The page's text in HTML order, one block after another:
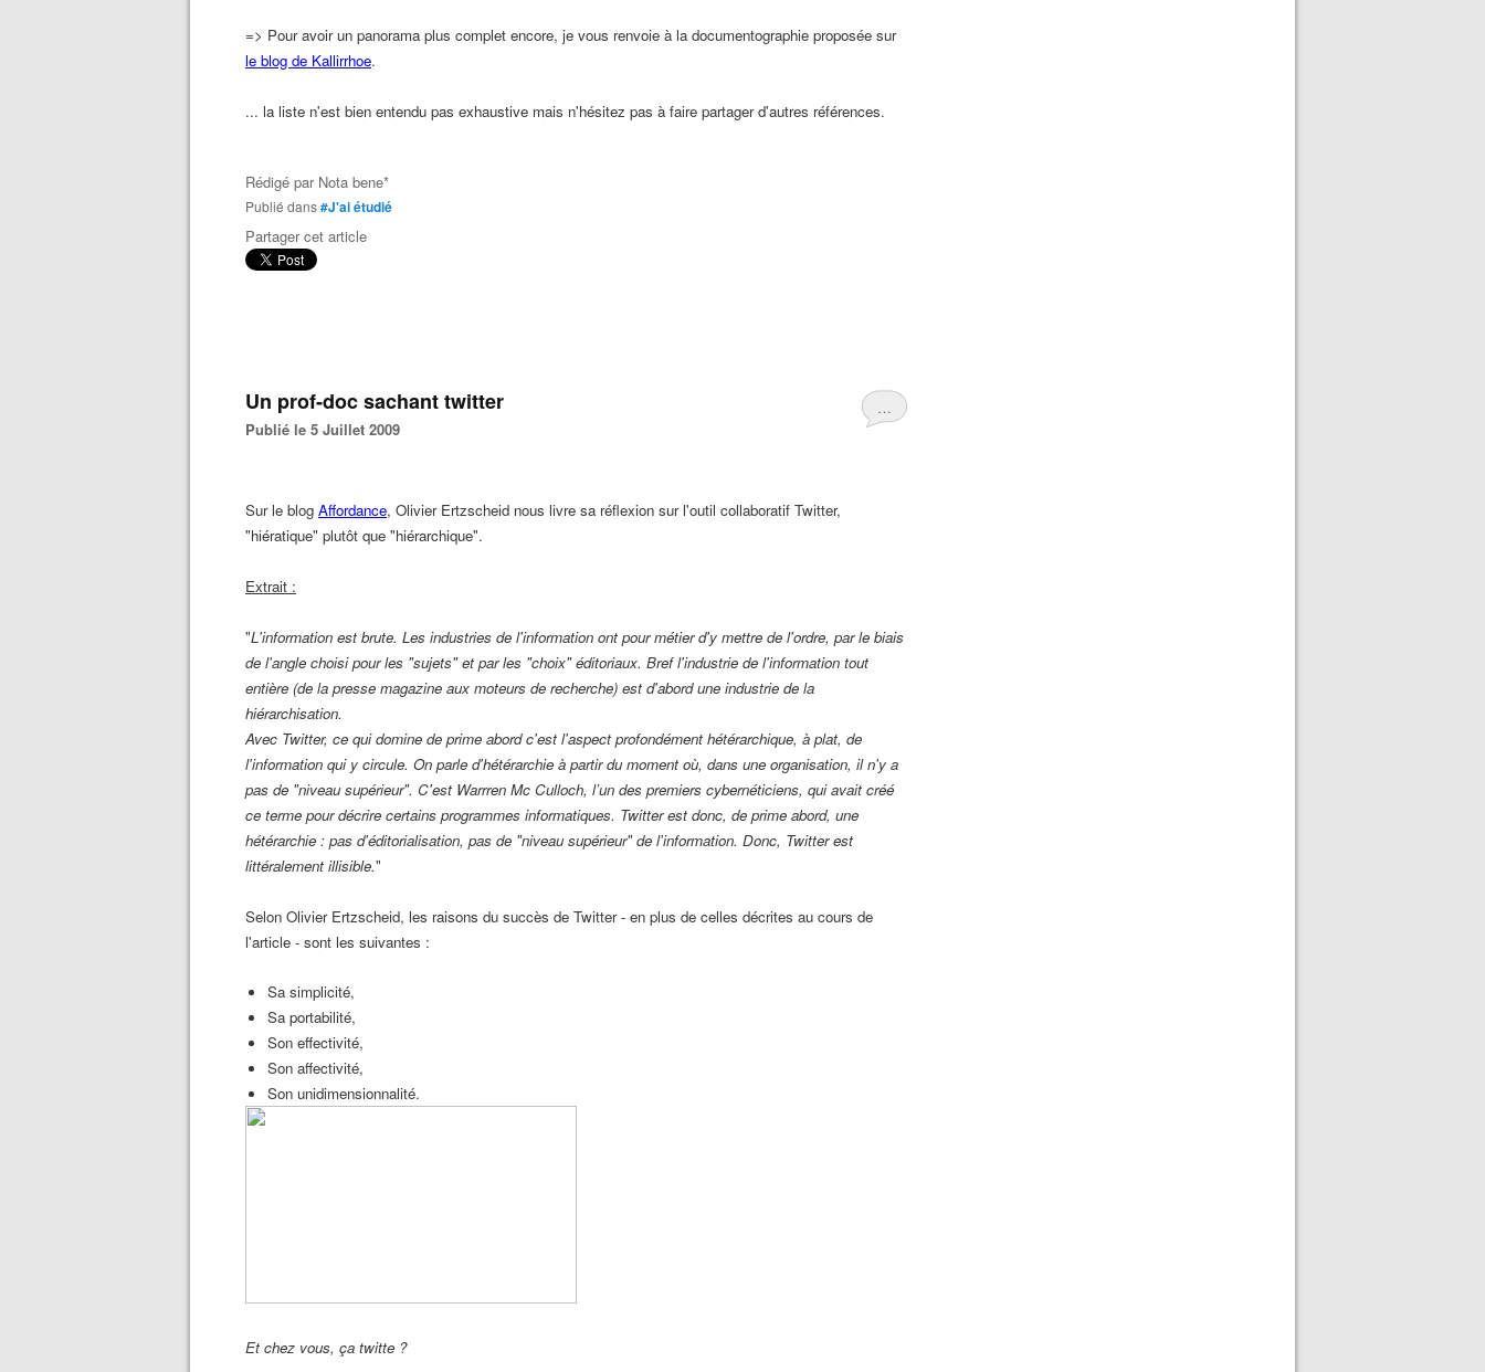
=> Pour avoir un panorama plus complet encore, je vous renvoie à la documentographie proposée sur
le blog de Kallirrhoe.
... la liste n'est bien entendu pas exhaustive mais n'hésitez pas à faire partager d'autres références.
Rédigé par Nota bene*
Publié dans#J'ai étudié
Partager cet article
…
Un prof-doc sachant twitter
Publié le 5 Juillet 2009
Sur le blog Affordance, Olivier Ertzscheid nous livre sa réflexion sur l'outil collaboratif Twitter,
"hiératique" plutôt que "hiérarchique".
Extrait :
"L'information est brute. Les industries de l'information ont pour métier d'y mettre de l'ordre, par le biais
de l'angle choisi pour les "sujets" et par les "choix" éditoriaux. Bref l'industrie de l'information tout
entière (de la presse magazine aux moteurs de recherche) est d'abord une industrie de la
hiérarchisation.
Avec Twitter, ce qui domine de prime abord c'est l'aspect profondément hétérarchique, à plat, de
l'information qui y circule. On parle d'hétérarchie à partir du moment où, dans une organisation, il n'y a
pas de "niveau supérieur". C'est Warrren Mc Culloch, l’un des premiers cybernéticiens, qui avait créé
ce terme pour décrire certains programmes informatiques. Twitter est donc, de prime abord, une
hétérarchie : pas d'éditorialisation, pas de "niveau supérieur" de l'information. Donc, Twitter est
littéralement illisible."
Selon Olivier Ertzscheid, les raisons du succès de Twitter - en plus de celles décrites au cours de
l'article - sont les suivantes :
Sa simplicité,
Sa portabilité,
Son effectivité,
Son affectivité,
Son unidimensionnalité.
Et chez vous, ça twitte ?